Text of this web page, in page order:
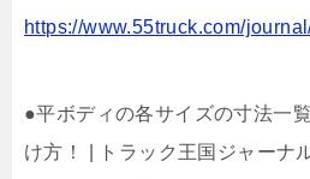
https://www.55truck.com/
●平ボディの各サイズの寸法一
け方！ | トラック王国ジャーナ